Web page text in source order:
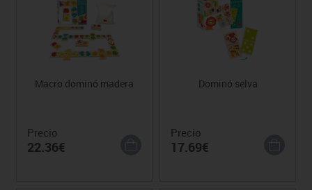
Macro dominó madera
Precio
22.36€
Dominó selva
Precio
17.69€